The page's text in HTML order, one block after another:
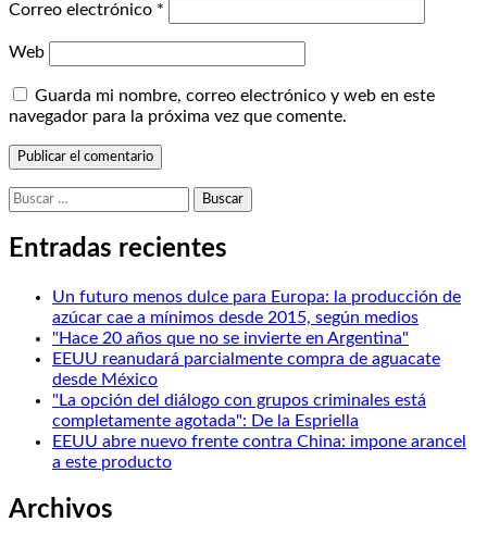
Correo electrónico *
Web
Guarda mi nombre, correo electrónico y web en este
navegador para la próxima vez que comente.
Buscar:
Entradas recientes
Un futuro menos dulce para Europa: la producción de
azúcar cae a mínimos desde 2015, según medios
"Hace 20 años que no se invierte en Argentina"
EEUU reanudará parcialmente compra de aguacate
desde México
"La opción del diálogo con grupos criminales está
completamente agotada": De la Espriella
EEUU abre nuevo frente contra China: impone arancel
a este producto
Archivos